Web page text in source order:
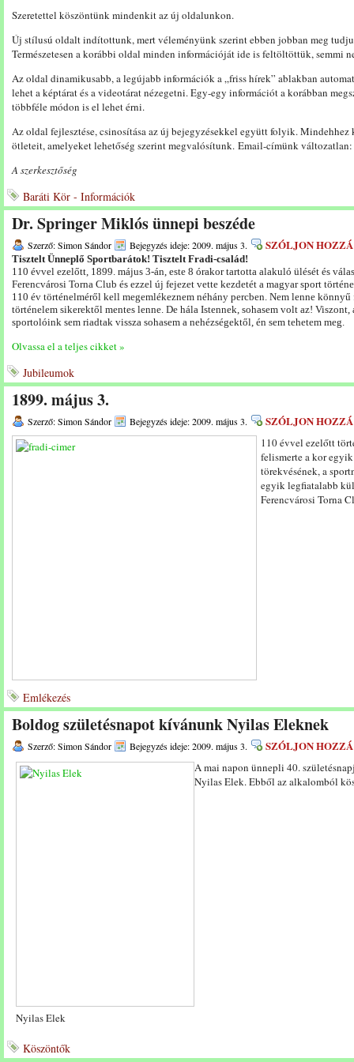
Szeretettel köszöntünk mindenkit az új oldalunkon.
Új stílusú oldalt indítottunk, mert véleményünk szerint ebben jobban meg
Természetesen a korábbi oldal minden információját ide is feltöltöttük, semmi
Az oldal dinamikusabb, a legújabb információk a „friss hírek” ablakban
lehet a képtárat és a videotárat nézegetni. Egy-egy információt a korábban
többféle módon is el lehet érni.
Az oldal fejlesztése, csinosítása az új bejegyzésekkel együtt folyik. Mindehhez
ötleteit, amelyeket lehetőség szerint megvalósítunk. Email-címünk változatlan:
A szerkesztőség
Baráti Kör - Információk
Dr. Springer Miklós ünnepi beszéde
Szerző: Simon Sándor Bejegyzés ideje: 2009. május 3. SZÓLJON HOZZÁ
Tisztelt Ünneplő Sportbarátok! Tisztelt Fradi-család!
110 évvel ezelőtt, 1899. május 3-án, este 8 órakor tartotta alakuló ülését és
Ferencvárosi Torna Club és ezzel új fejezet vette kezdetét a magyar sport
110 év történelméről kell megemlékeznem néhány percben. Nem lenne könnyű
történelem sikerektől mentes lenne. De hála Istennek, sohasem volt az!
sportolóink sem riadtak vissza sohasem a nehézségektől, én sem tehetem meg.
Olvassa el a teljes cikket »
Jubileumok
1899. május 3.
Szerző: Simon Sándor Bejegyzés ideje: 2009. május 3. SZÓLJON HOZZÁ
110 évvel ezelőtt
felismerte a kor
törekvésének, a
egyik legfiatalabb
Ferencvárosi Torna
Emlékezés
Boldog születésnapot kívánunk Nyilas Eleknek
Szerző: Simon Sándor Bejegyzés ideje: 2009. május 3. SZÓLJON HOZZÁ
Nyilas Elek
A mai napon ünnepli 40.
Nyilas Elek. Ebből az alkalomból
Köszöntők